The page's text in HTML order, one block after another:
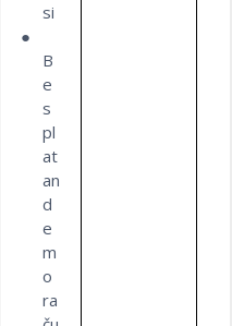
si
B
e
s
pl
at
an
d
e
m
o
ra